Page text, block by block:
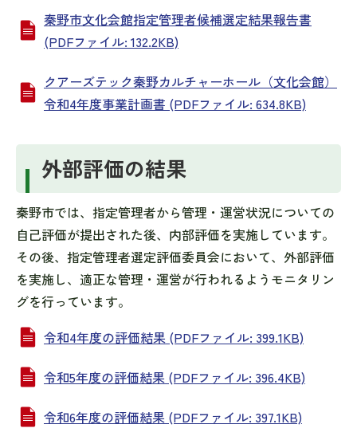
秦野市文化会館指定管理者候補選定結果報告書
(PDFファイル: 132.2KB)
クアーズテック秦野カルチャーホール（文化会館）
令和4年度事業計画書 (PDFファイル: 634.8KB)
外部評価の結果
秦野市では、指定管理者から管理・運営状況についての
自己評価が提出された後、内部評価を実施しています。
その後、指定管理者選定評価委員会において、外部評価
を実施し、適正な管理・運営が行われるようモニタリン
グを行っています。
令和4年度の評価結果 (PDFファイル: 399.1KB)
令和5年度の評価結果 (PDFファイル: 396.4KB)
令和6年度の評価結果 (PDFファイル: 397.1KB)